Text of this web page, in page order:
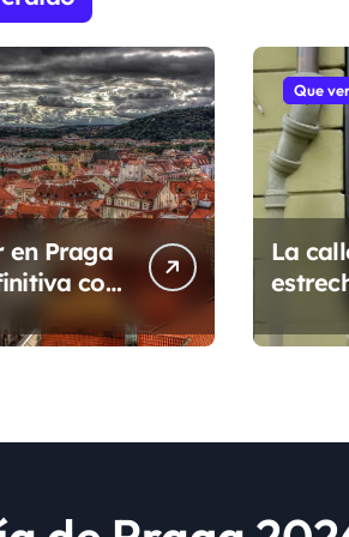
en Praga
con
lugares y
2026
Que
La